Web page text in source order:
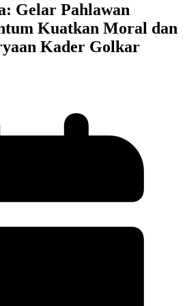
Gelar Pahlawan
Kuatkan Moral dan
Kader Golkar